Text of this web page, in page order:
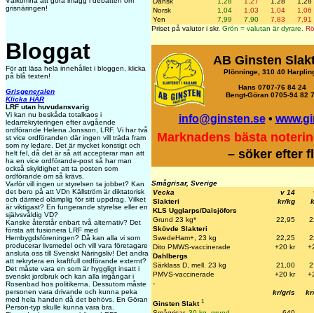
grisnäringen!
Bloggat
För att läsa hela innehållet i bloggen, klicka
på blå texten!
Grisgeneralen
Klicka HÄR
LRF utan huvudansvarig
Vi kan nu beskåda totalkaos i
ledarrekryteringen efter avgående
ordförande Helena Jonsson, LRF. Vi har två
st vice ordföranden där ingen vill träda fram
som ny ledare. Det är mycket konstigt och
helt fel, då det är så att accepterar man att
ha en vice ordförande-post så har man
också skyldighet att ta posten som
ordförande om så krävs.
Varför vill ingen ur styrelsen ta jobbet? Kan
det bero på att VDn Källström är diktatorisk
och därmed olämplig för sitt uppdrag. Vilket
är viktigast? En fungerande styrelse eller en
självsvåldig VD?
Kanske återstår enbart två alternativ? Det
första att fusionera LRF med
Hembygdsföreningen? Då kan alla vi som
producerar livsmedel och vill vara företagare
ansluta oss till Svenskt Näringsliv! Det andra
att rekrytera en kraftfull ordförande externt?
Det måste vara en som är hyggligt insatt i
svenskt jordbruk och kan alla irrgångar i
Rosenbad hos politikerna. Dessutom måste
personen vara drivande och kunna peka
med hela handen då det behövs. En Göran
Person-typ skulle kunna vara bra.
Norsk
1,04 1,03 1,04
1,06
Yen
7,99 7,90 7,83
7,91
Priset på valutor i skr. Grön = valutan är dyrare.
AB Ginsten
Plönninge, 310 40
Hans 0707-76 84 24
Bengt-Göran 0705-94 82
info@ginsten.se•
Marknadens bästa
– söker efter
Smågrisar, Sverige
Vecka
v 14
Slakteri
kr/kg
KLS Ugglarps/Dalsjöfors
Grund 23 kg*
22,95
Skövde Slakteri
SwedeHam+, 23 kg
22,25
Dito PMWS-vaccinerade
+20 kr
Dahlbergs
Särklass D, mell. 23 kg
21,00
PMVS-vaccinerade
+20 kr
-
kr/gris
Ginsten Slakt 1